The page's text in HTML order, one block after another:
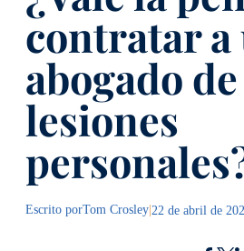
contratar a
abogado de
lesiones
Escrito porTom Crosley|22 de abril de